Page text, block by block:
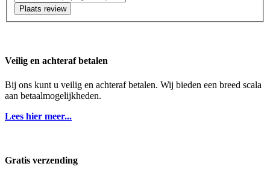
Plaats review
Veilig en achteraf betalen
Bij ons kunt u veilig en achteraf betalen. Wij bieden een breed scala
aan betaalmogelijkheden.
Lees hier meer...
Gratis verzending